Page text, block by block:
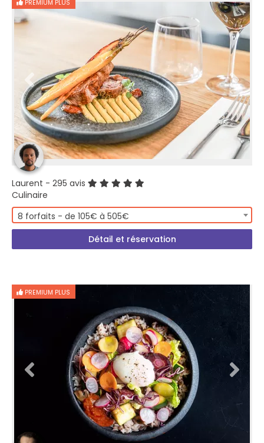
PREMIUM PLUS
Laurent - 295 avis
Culinaire
8 forfaits - de 105€ à 505€
Détail et réservation
PREMIUM PLUS